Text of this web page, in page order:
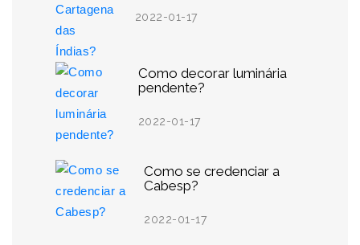
2022-01-17
Como decorar luminária
pendente?
2022-01-17
Como se credenciar a
Cabesp?
2022-01-17